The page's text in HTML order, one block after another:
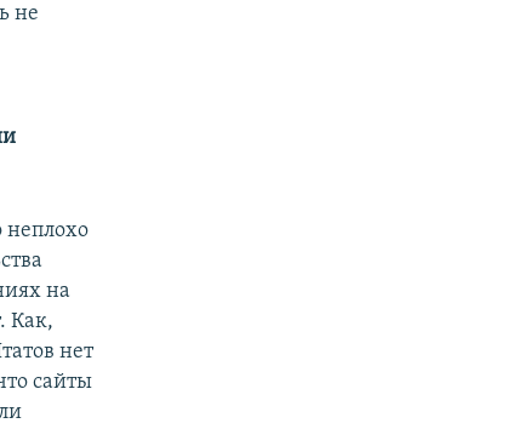
не
неплохо
на
Как,
нет
сайты